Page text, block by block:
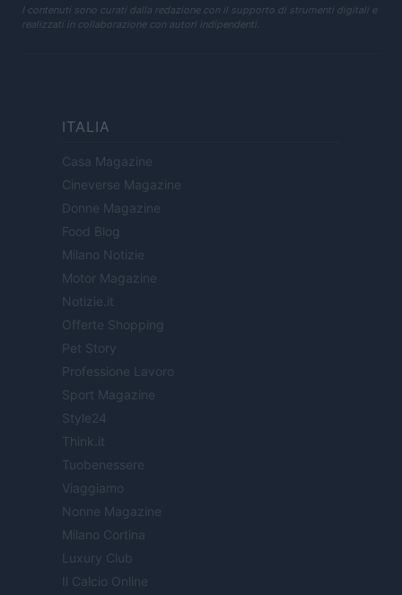
I contenuti sono curati dalla redazione con il supporto di strumenti digitali e
realizzati in collaborazione con autori indipendenti.
ITALIA
Casa Magazine
Cineverse Magazine
Donne Magazine
Food Blog
Milano Notizie
Motor Magazine
Notizie.it
Offerte Shopping
Pet Story
Professione Lavoro
Sport Magazine
Style24
Think.it
Tuobenessere
Viaggiamo
Nonne Magazine
Milano Cortina
Luxury Club
Il Calcio Online